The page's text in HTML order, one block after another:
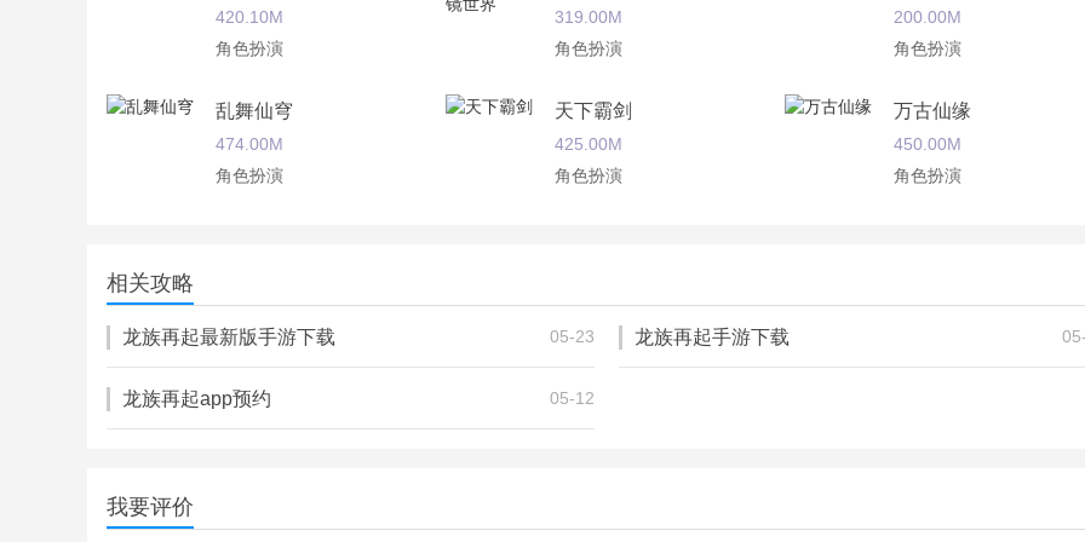
420.10M
角色扮演
319.00M
角色扮演
200.00M
角色扮演
乱舞仙穹
474.00M
角色扮演
天下霸剑
425.00M
角色扮演
万古仙缘
450.00M
角色扮演
角色扮演
角色扮演
角色扮演
相关攻略
龙族再起最新版手游下载 05-23 龙族再起手游下载
龙族再起app预约 05-12
我要评价